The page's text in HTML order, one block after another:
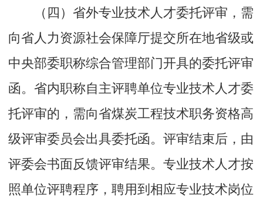
（四）省外专业技术人才委托评审，需
向省人力资源社会保障厅提交所在地省级或
中央部委职称综合管理部门开具的委托评审
函。省内职称自主评聘单位专业技术人才委
托评审的，需向省煤炭工程技术职务资格高
级评审委员会出具委托函。评审结束后，由
评委会书面反馈评审结果。专业技术人才按
照单位评聘程序，聘用到相应专业技术岗位